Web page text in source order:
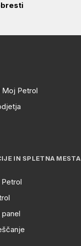
Moj Petrol
IN SPLETNA MESTA